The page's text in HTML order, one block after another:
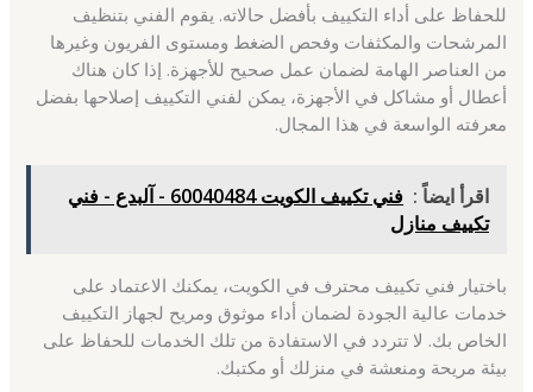
للحفاظ على أداء التكييف بأفضل حالاته. يقوم الفني بتنظيف
المرشحات والمكثفات وفحص الضغط ومستوى الفريون وغيرها
من العناصر الهامة لضمان عمل صحيح للأجهزة. إذا كان هناك
أعطال أو مشاكل في الأجهزة، يمكن لفني التكييف إصلاحها بفضل
معرفته الواسعة في هذا المجال.
اقرأ ايضاً :
فني تكييف الكويت 60040484 - آلبدع - فني
تكييف منازل
باختيار فني تكييف محترف في الكويت، يمكنك الاعتماد على
خدمات عالية الجودة لضمان أداء موثوق ومريح لجهاز التكييف
الخاص بك. لا تتردد في الاستفادة من تلك الخدمات للحفاظ على
بيئة مريحة ومنعشة في منزلك أو مكتبك.